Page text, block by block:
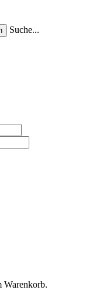
Suche...
Warenkorb.